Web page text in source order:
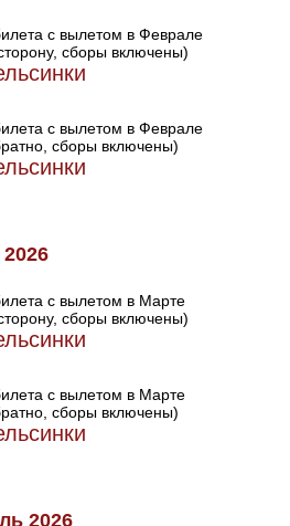
с вылетом в Феврале
сборы включены)
с вылетом в Феврале
сборы включены)
с вылетом в Марте
сборы включены)
с вылетом в Марте
сборы включены)
2026